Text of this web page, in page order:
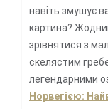
навіть змушує
картина?
зрівнятися з
скелястим
легендарними
Норвегією: